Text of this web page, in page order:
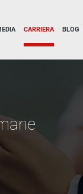
CARRIERA BLOG